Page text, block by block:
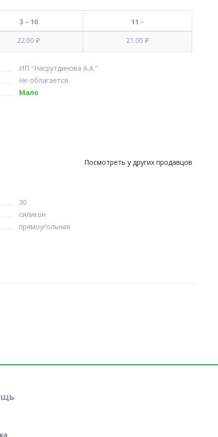
3 - 10
11 -
22.00 ₽
21.00 ₽
ИП "Насрутдинова А.А."
Не облагается
Мало
Посмотреть у других продавцов
30
силикон
прямоугольная